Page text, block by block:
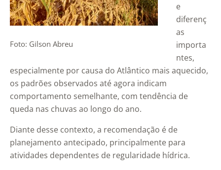
Foto: Gilson Abreu
e
diferenç
as
importa
ntes,
especialmente por causa do Atlântico mais aquecido,
os padrões observados até agora indicam
comportamento semelhante, com tendência de
queda nas chuvas ao longo do ano.
Diante desse contexto, a recomendação é de
planejamento antecipado, principalmente para
atividades dependentes de regularidade hídrica.